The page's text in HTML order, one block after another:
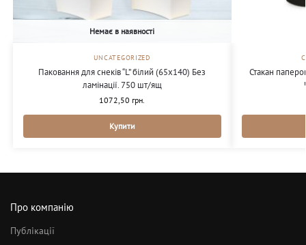
Немає в наявності
UNCATEGORIZED
Паковання для снеків “L” білий (65х140) Без
ламінації. 750 шт/ящ
1072,50 грн.
Купити
Стакан
Про компанію
Публікації